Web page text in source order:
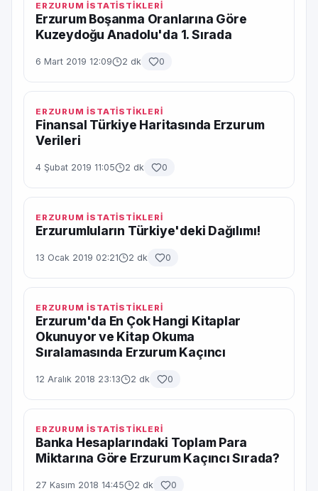
ERZURUM İSTATİSTİKLERİ
Erzurum Boşanma Oranlarına Göre
Kuzeydoğu Anadolu'da 1. Sırada
6 Mart 2019 12:09 2 dk 0
ERZURUM İSTATİSTİKLERİ
Finansal Türkiye Haritasında Erzurum
Verileri
4 Şubat 2019 11:05 2 dk 0
ERZURUM İSTATİSTİKLERİ
Erzurumluların Türkiye'deki Dağılımı!
13 Ocak 2019 02:21 2 dk 0
ERZURUM İSTATİSTİKLERİ
Erzurum'da En Çok Hangi Kitaplar
Okunuyor ve Kitap Okuma
Sıralamasında Erzurum Kaçıncı
12 Aralık 2018 23:13 2 dk 0
ERZURUM İSTATİSTİKLERİ
Banka Hesaplarındaki Toplam Para
Miktarına Göre Erzurum Kaçıncı Sırada?
27 Kasım 2018 14:45 2 dk 0